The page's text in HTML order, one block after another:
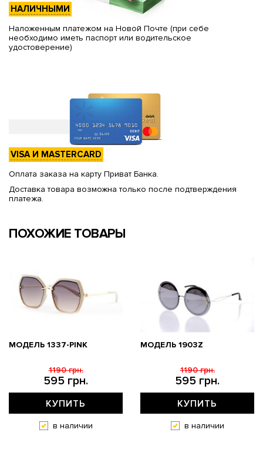
НАЛИЧНЫМИ
Наложенным платежом на Новой Почте (при себе
необходимо иметь паспорт или водительское
удостоверение)
VISA И MASTERCARD
Оплата заказа на карту Приват Банка.
Доставка товара возможна только после подтверждения
платежа.
ПОХОЖИЕ ТОВАРЫ
МОДЕЛЬ 1337-PINK
595 грн.
1190 грн.
КУПИТЬ
в наличии
МОДЕЛЬ 1903Z
595 грн.
1190 грн.
КУПИТЬ
в наличии